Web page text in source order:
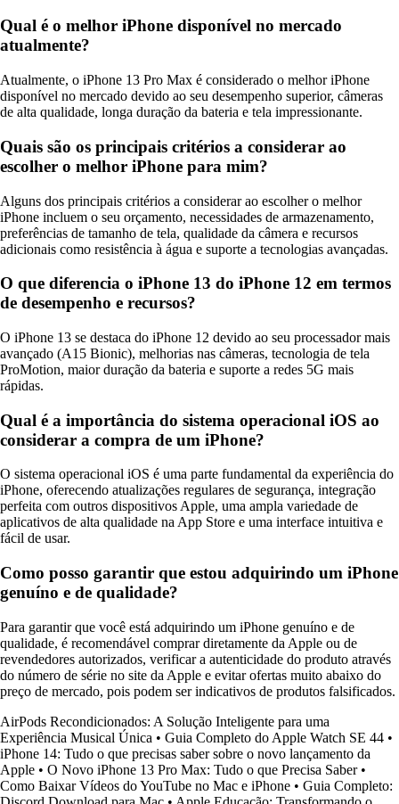
Qual é o melhor iPhone disponível no mercado
atualmente?
Atualmente, o iPhone 13 Pro Max é considerado o melhor iPhone
disponível no mercado devido ao seu desempenho superior, câmeras
de alta qualidade, longa duração da bateria e tela impressionante.
Quais são os principais critérios a considerar ao
escolher o melhor iPhone para mim?
Alguns dos principais critérios a considerar ao escolher o melhor
iPhone incluem o seu orçamento, necessidades de armazenamento,
preferências de tamanho de tela, qualidade da câmera e recursos
adicionais como resistência à água e suporte a tecnologias avançadas.
O que diferencia o iPhone 13 do iPhone 12 em termos
de desempenho e recursos?
O iPhone 13 se destaca do iPhone 12 devido ao seu processador mais
avançado (A15 Bionic), melhorias nas câmeras, tecnologia de tela
ProMotion, maior duração da bateria e suporte a redes 5G mais
rápidas.
Qual é a importância do sistema operacional iOS ao
considerar a compra de um iPhone?
O sistema operacional iOS é uma parte fundamental da experiência do
iPhone, oferecendo atualizações regulares de segurança, integração
perfeita com outros dispositivos Apple, uma ampla variedade de
aplicativos de alta qualidade na App Store e uma interface intuitiva e
fácil de usar.
Como posso garantir que estou adquirindo um iPhone
genuíno e de qualidade?
Para garantir que você está adquirindo um iPhone genuíno e de
qualidade, é recomendável comprar diretamente da Apple ou de
revendedores autorizados, verificar a autenticidade do produto através
do número de série no site da Apple e evitar ofertas muito abaixo do
preço de mercado, pois podem ser indicativos de produtos falsificados.
AirPods Recondicionados: A Solução Inteligente para uma
Experiência Musical Única • Guia Completo do Apple Watch SE 44 •
iPhone 14: Tudo o que precisas saber sobre o novo lançamento da
Apple • O Novo iPhone 13 Pro Max: Tudo o que Precisa Saber•
Como Baixar Vídeos do YouTube no Mac e iPhone • Guia Completo: